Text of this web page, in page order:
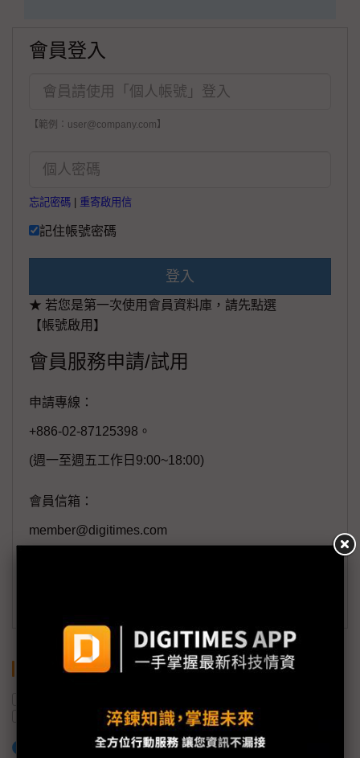
會員登入
【範例：user@company.com】
忘記密碼 重寄啟用信
記住帳號密碼
登入
★ 若您是第一次使用會員資料庫，請先點選
【帳號啟用】
會員服務申請/試用
申請專線：
+886-02-87125398。
(週一至週五工作日9:00~18:00)
會員信箱：
member@digitimes.com
關鍵字
加入已選取到「關鍵字追蹤」